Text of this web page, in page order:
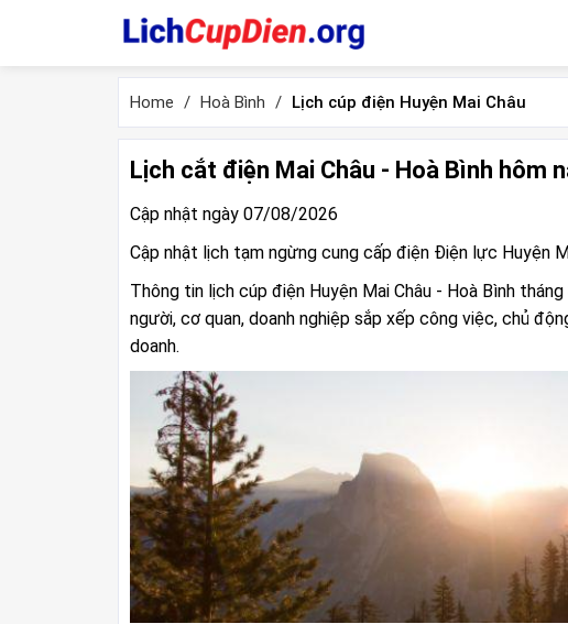
Home Hoà Bình Lịch cúp điện Huyện Mai Châu
Lịch cắt điện Mai Châu - Hoà Bình hôm
Cập nhật ngày 07/08/2026
Cập nhật lịch tạm ngừng cung cấp điện Điện lực Huyện
Thông tin lịch cúp điện Huyện Mai Châu - Hoà Bình
người, cơ quan, doanh nghiệp sắp xếp công việc, chủ
doanh.